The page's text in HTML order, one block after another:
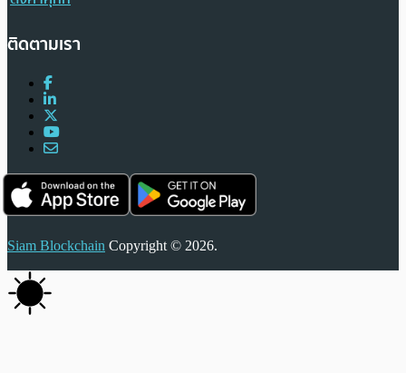
ติดตามเรา
Siam Blockchain Copyright © 2026.